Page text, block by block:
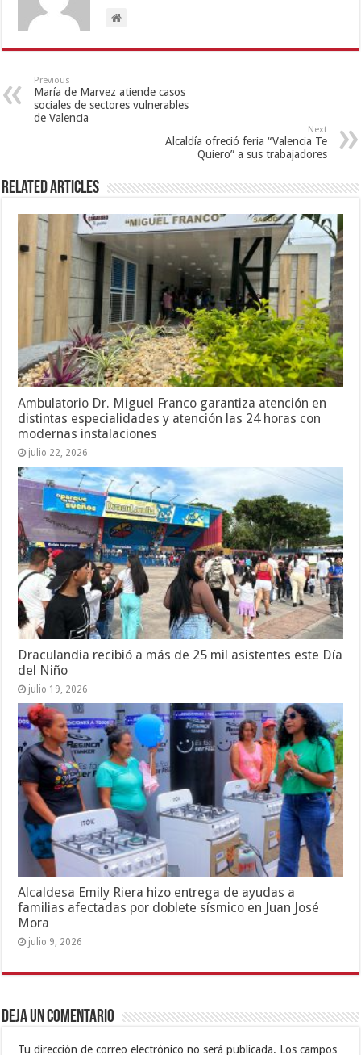
Previous
María de Marvez atiende casos
sociales de sectores vulnerables
de Valencia
Next
Alcaldía ofreció feria “Valencia Te
Quiero” a sus trabajadores
Related Articles
Ambulatorio Dr. Miguel Franco garantiza atención en
distintas especialidades y atención las 24 horas con
modernas instalaciones
julio 22, 2026
Draculandia recibió a más de 25 mil asistentes este Día
del Niño
julio 19, 2026
Alcaldesa Emily Riera hizo entrega de ayudas a
familias afectadas por doblete sísmico en Juan José
Mora
julio 9, 2026
Deja un comentario
Tu dirección de correo electrónico no será publicada. Los campos